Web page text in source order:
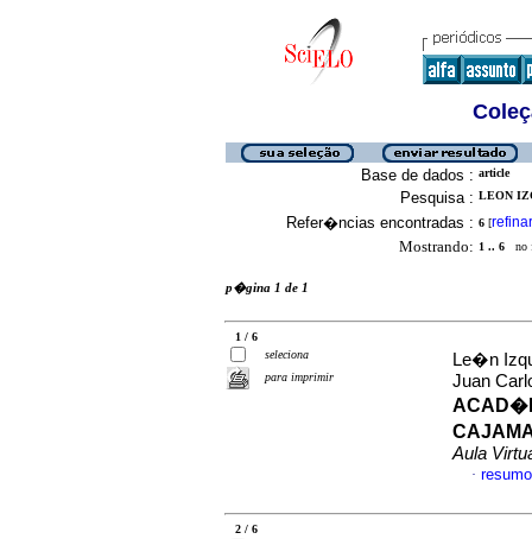
Base de dados : article
Pesquisa : LEON
Refer�ncias encontradas : 6 [refinar
Mostrando: 1 .. 6 no
p�gina 1 de 1
1 / 6
seleciona
para imprimir
Le�n
Juan
Aula
·
2 / 6